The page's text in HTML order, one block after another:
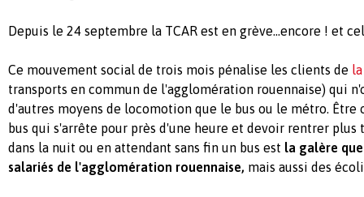
Depuis le 24 septembre la TCAR est en grève...encore ! et
Ce mouvement social de trois mois pénalise les clients de
transports en commun de l'agglomération rouennaise) qui
d'autres moyens de locomotion que le bus ou le métro. Être
bus qui s'arrête pour près d'une heure et devoir rentrer plus
dans la nuit ou en attendant sans fin un bus est la galère
salariés de l'agglomération rouennaise, mais aussi des